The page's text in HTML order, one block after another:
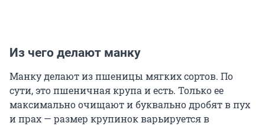
Из чего делают манку
Манку делают из пшеницы мягких сортов. По
сути, это пшеничная крупа и есть. Только ее
максимально очищают и буквально дробят в пух
и прах — размер крупинок варьируется в